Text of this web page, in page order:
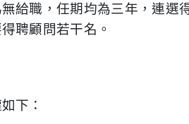
給職，任期均為三年，連選
聘顧問若干名。
下：